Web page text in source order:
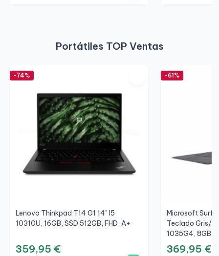
Portátiles TOP Ventas
-74%
Lenovo Thinkpad T14 G1 14" I5
10310U, 16GB, SSD 512GB, FHD, A+
359,95 €
-61%
Microsoft
Teclado Gris/
1035G4, 8GB,
369,95 €